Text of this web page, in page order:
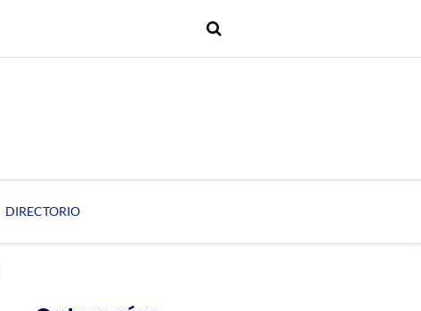
DIRECTORIO